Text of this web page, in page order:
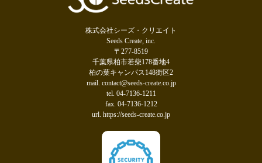
株式会社シーズ・クリエイト
Seeds Create, inc.
〒277-8519
千葉県柏市若柴178番地4
柏の葉キャンパス148街区2
mail. contact@seeds-create.co.jp
tel. 04-7136-1211
fax. 04-7136-1212
url. https://seeds-create.co.jp